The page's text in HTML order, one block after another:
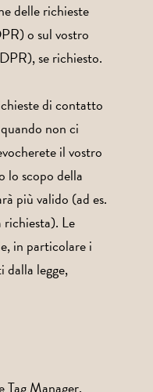
delle richieste
o sul vostro
se richiesto.
di contatto
non ci
il vostro
lo scopo della
più valido (ad es.
richiesta). Le
in particolare i
dalla legge,